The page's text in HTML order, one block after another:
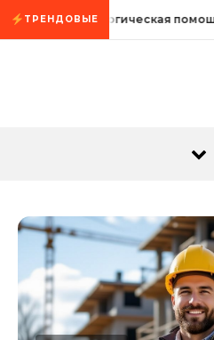
Промотать к содержимому
ТРЕНДОВЫЕ
Психологическая